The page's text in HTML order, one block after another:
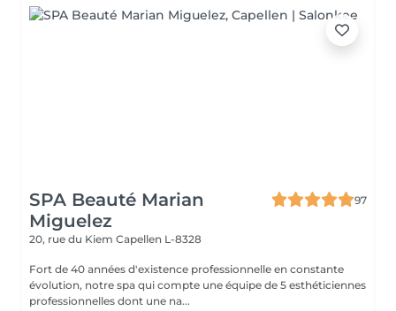
SPA Beauté Marian
Miguelez
97
20, rue du Kiem Capellen L-8328
Fort de 40 années d'existence professionnelle en constante
évolution, notre spa qui compte une équipe de 5 esthéticiennes
professionnelles dont une na...